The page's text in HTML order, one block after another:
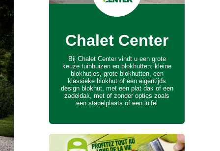
Chalet Center
Bij Chalet Center vindt u een grote
keuze tuinhuizen en blokhutten: kleine
blokhutjes, grote blokhutten, een
klassieke blokhut of een eigentijds
design blokhut, met een plat dak of een
zadeldak, met of zonder opties zoals
een stapelplaats of een luifel